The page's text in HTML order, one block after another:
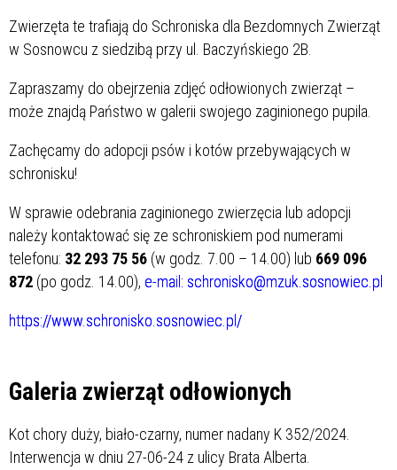
Zwierzęta te trafiają do Schroniska dla Bezdomnych Zwierząt
w Sosnowcu z siedzibą przy ul. Baczyńskiego 2B.
Zapraszamy do obejrzenia zdjęć odłowionych zwierząt –
może znajdą Państwo w galerii swojego zaginionego pupila.
Zachęcamy do adopcji psów i kotów przebywających w
schronisku!
W sprawie odebrania zaginionego zwierzęcia lub adopcji
należy kontaktować się ze schroniskiem pod numerami
telefonu: 32 293 75 56 (w godz. 7.00 – 14.00) lub 669 096
872 (po godz. 14.00), e-mail: schronisko@mzuk.sosnowiec.pl
https://www.schronisko.sosnowiec.pl/
Galeria zwierząt odłowionych
Kot chory duży, biało-czarny, numer nadany K 352/2024.
Interwencja w dniu 27-06-24 z ulicy Brata Alberta.